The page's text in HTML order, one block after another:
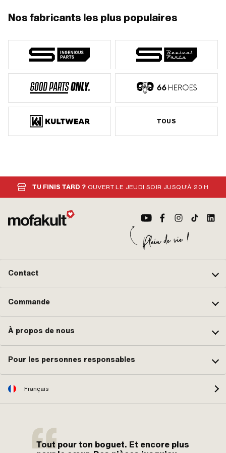
Nos fabricants les plus populaires
TOUS
TU FINIS TARD ? OUVERT LE JEUDI SOIR JUSQU'À 20 H
Contact
Commande
À propos de nous
Pour les personnes responsables
Français
Tout pour ton boguet. Et encore plus